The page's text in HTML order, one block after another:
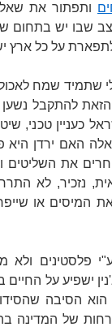
ותפתור את
שבו יש בתחום
לתפארת על כל
שתמיד שמח
להתקבל נשען
כעניין טכני,
האם ירדן היא
את
נזכיר, לא
המיסים או
פלסטינים ולא
ישפיע על
הסיבה
של המדינה